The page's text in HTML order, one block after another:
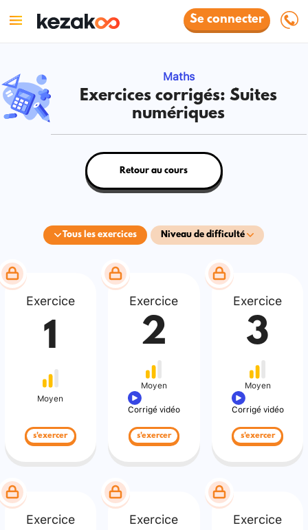
Se connecter
Maths
Exercices corrigés: Suites
numériques
Tous les exercices Niveau de difficulté
Retour au cours
Exercice
1
Moyen
s'exercer
Exercice
2
Moyen
Corrigé vidéo
s'exercer
Exercice
3
Moyen
Corrigé vidéo
s'exercer
Exercice Exercice Exercice